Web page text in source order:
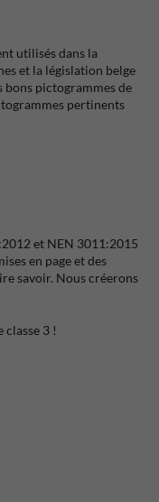
utilisés dans la
et la législation belge
bons pictogrammes de
pertinents
et NEN 3011:2015
en page et des
savoir. Nous créerons
3 !